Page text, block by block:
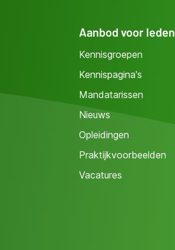
Aanbod voor leden
Kennisgroepen
Kennispagina's
Mandatarissen
Nieuws
Opleidingen
Praktijkvoorbeelden
Vacatures